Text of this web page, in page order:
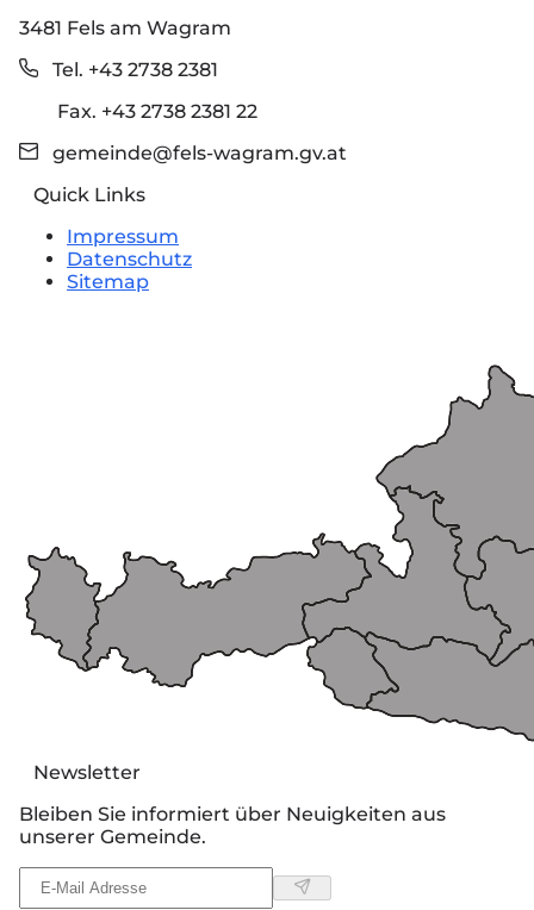
3481 Fels am Wagram
Tel. +43 2738 2381
Fax. +43 2738 2381 22
gemeinde@fels-wagram.gv.at
Quick Links
Impressum
Datenschutz
Sitemap
Newsletter
Bleiben Sie informiert über Neuigkeiten aus
unserer Gemeinde.